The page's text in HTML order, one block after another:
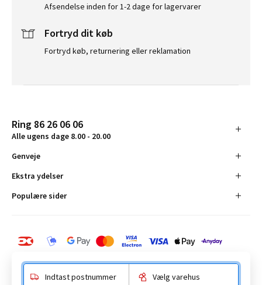
Afsendelse inden for 1-2 dage for lagervarer
Fortryd dit køb
Fortryd køb, returnering eller reklamation
Ring 86 26 06 06
Alle ugens dage 8.00 - 20.00
Genveje
Ekstra ydelser
Populære sider
Indtast postnummer Vælg varehus